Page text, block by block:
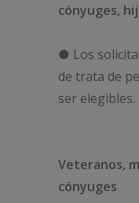
cónyuges,
● Los
de trata de
ser elegibles.
Veteranos,
cónyuges